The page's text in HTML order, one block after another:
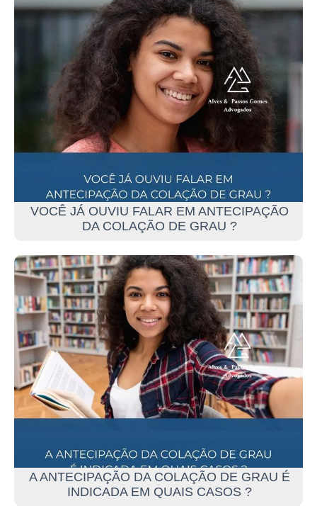
VOCÊ JÁ OUVIU FALAR EM ANTECIPAÇÃO
DA COLAÇÃO DE GRAU ?
A ANTECIPAÇÃO DA COLAÇÃO DE GRAU É
INDICADA EM QUAIS CASOS ?